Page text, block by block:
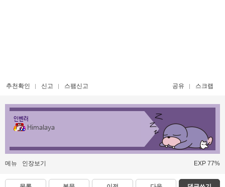
추천확인 신고 스팸신고 공유 스크랩
인벤러
Himalaya
메뉴 인장보기 EXP 77%